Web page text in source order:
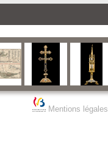
Mentions légales